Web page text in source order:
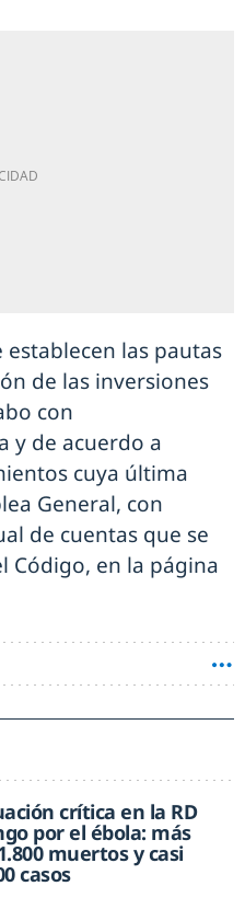
las pautas
de las inversiones
con
y de acuerdo a
cuya última
General, con
de cuentas que se
Código, en la página
crítica en la RD
por el ébola: más
muertos y casi
casos